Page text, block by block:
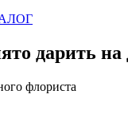
дарить на
флориста
представить без
на розах, но
букет из 51
искренностью и